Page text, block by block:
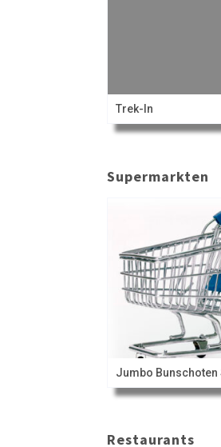
Trek-In
Supermarkten
Jumbo Bunschoten
Restaurants